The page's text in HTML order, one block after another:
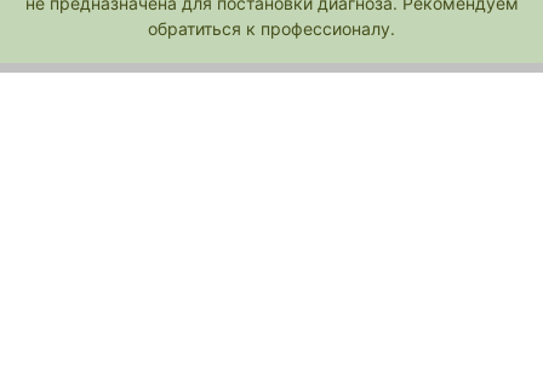
обратиться к профессионалу.